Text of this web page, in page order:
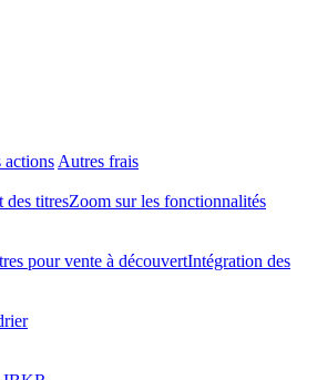
actions Autres frais
des titresZoom sur les fonctionnalités
pour vente à découvertIntégration des